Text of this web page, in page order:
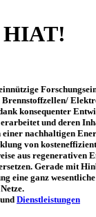
HIAT!
konsequenter
und deren
nachhaltigen
von
aus regenerativen
Gerade mit
eine ganz
und Dienstleistungen